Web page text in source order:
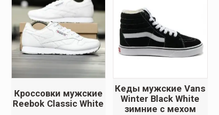
Кроссовки мужские
Reebok Classic White
Кеды мужские Vans
Winter Black White
зимние с мехом